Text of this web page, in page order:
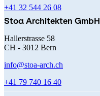
+41 32 544 26 08
Stoa Architekten GmbH
Hallerstrasse 58
CH - 3012 Bern
info@stoa-arch.ch
+41 79 740 16 40